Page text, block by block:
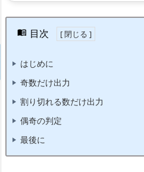
目次
はじめに
奇数だけ出力
割り切れる数だけ出力
偶奇の判定
最後に